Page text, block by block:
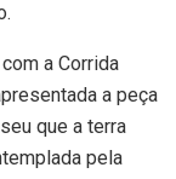
a Corrida
a peça
que a terra
pela